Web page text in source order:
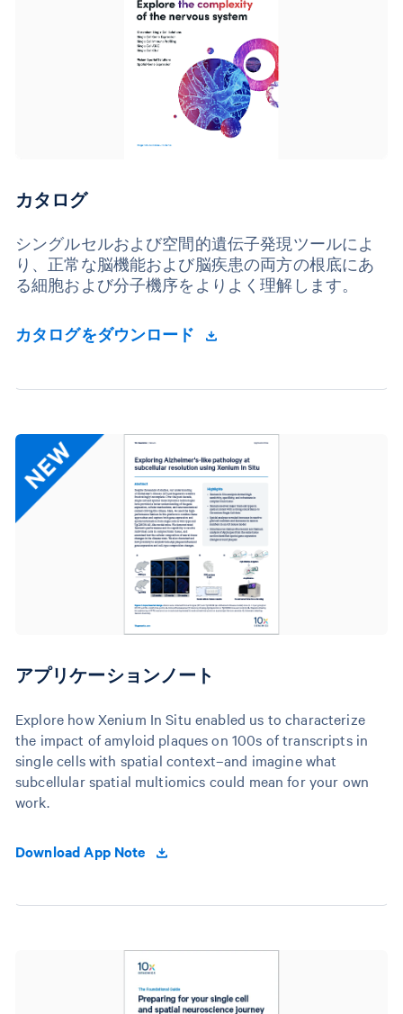
カタログ
シングルセルおよび空間的遺伝子発現ツールによ
り、正常な脳機能および脳疾患の両方の根底にあ
る細胞および分子機序をよりよく理解します。
カタログをダウンロード
アプリケーションノート
Explore how Xenium In Situ enabled us to characterize
the impact of amyloid plaques on 100s of transcripts in
single cells with spatial context–and imagine what
subcellular spatial multiomics could mean for your own
work.
Download App Note